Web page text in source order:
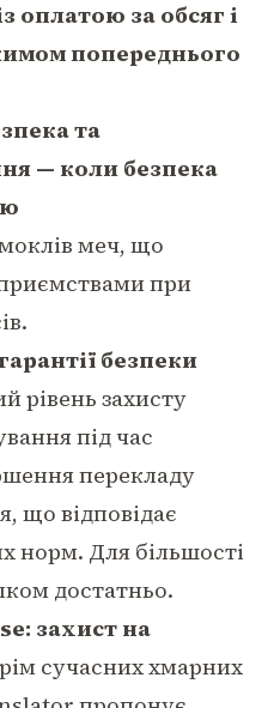
оплатою за обсяг і
попереднього
та
— коли безпека
меч, що
при
безпеки
рівень захисту
під час
перекладу
що відповідає
норм. Для більшості
достатньо.
захист на
сучасних хмарних